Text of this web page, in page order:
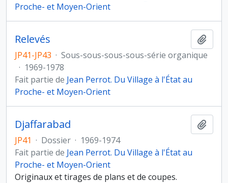
Proche- et Moyen-Orient
Relevés
JP41-JP43 · Sous-sous-sous-sous-série organique
· 1969-1978
Fait partie de Jean Perrot. Du Village à l'État au
Proche- et Moyen-Orient
Djaffarabad
JP41 · Dossier · 1969-1974
Fait partie de Jean Perrot. Du Village à l'État au
Proche- et Moyen-Orient
Originaux et tirages de plans et de coupes.